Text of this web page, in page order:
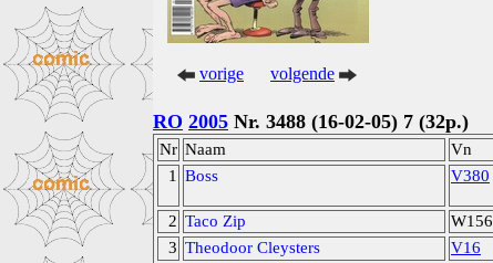
vorige volgende
RO 2005 Nr. 3488 (16-02-05) 7 (32p.)
Nr Naam Vn
1
Boss V380
2 Taco Zip W156
3 Theodoor Cleysters V16